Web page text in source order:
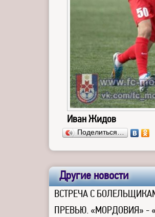
Иван Жидов
Поделиться…
Другие новости
ВСТРЕЧА С
ПРЕВЬЮ. «МОРДОВИЯ» -